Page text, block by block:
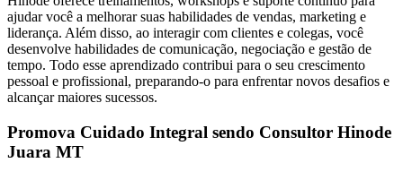
ajudar você a melhorar suas habilidades de vendas, marketing e
liderança. Além disso, ao interagir com clientes e colegas, você
desenvolve habilidades de comunicação, negociação e gestão de
tempo. Todo esse aprendizado contribui para o seu crescimento
pessoal e profissional, preparando-o para enfrentar novos desafios e
alcançar maiores sucessos.
Promova Cuidado Integral sendo Consultor Hinode
Juara MT